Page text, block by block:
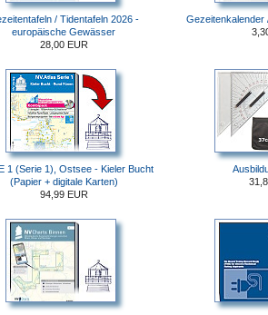
/ Tidentafeln 2026 -
europäische Gewässer
28,00 EUR
Gezeitenkalender
1 (Serie 1), Ostsee - Kieler Bucht
(Papier + digitale Karten)
94,99 EUR